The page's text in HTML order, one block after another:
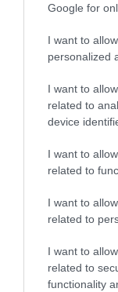
Google for
I want to
personalized
I want to
related to
device
I want to
related to
I want to
related to
I want to
related to
functionality